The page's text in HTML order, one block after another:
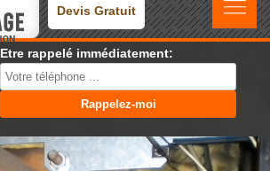
Devis Gratuit
Etre rappelé immédiatement: